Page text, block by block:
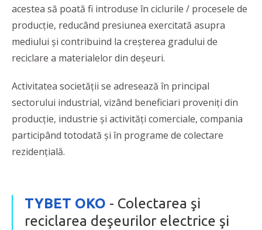
acestea să poată fi introduse în ciclurile / procesele de
producție, reducând presiunea exercitată asupra
mediului și contribuind la creșterea gradului de
reciclare a materialelor din deșeuri.
Activitatea societăţii se adresează în principal
sectorului industrial, vizând beneficiari proveniți din
producție, industrie și activități comerciale, compania
participând totodată și în programe de colectare
rezidențială.
TYBET OKO - Colectarea şi
reciclarea deşeurilor electrice şi